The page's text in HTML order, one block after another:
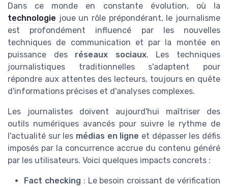
Dans ce monde en constante évolution, où la
technologie joue un rôle prépondérant, le journalisme
est profondément influencé par les nouvelles
techniques de communication et par la montée en
puissance des réseaux sociaux. Les techniques
journalistiques traditionnelles s'adaptent pour
répondre aux attentes des lecteurs, toujours en quête
d'informations précises et d'analyses complexes.
Les journalistes doivent aujourd'hui maîtriser des
outils numériques avancés pour suivre le rythme de
l'actualité sur les médias en ligne et dépasser les défis
imposés par la concurrence accrue du contenu généré
par les utilisateurs. Voici quelques impacts concrets :
Fact checking : Le besoin croissant de vérification